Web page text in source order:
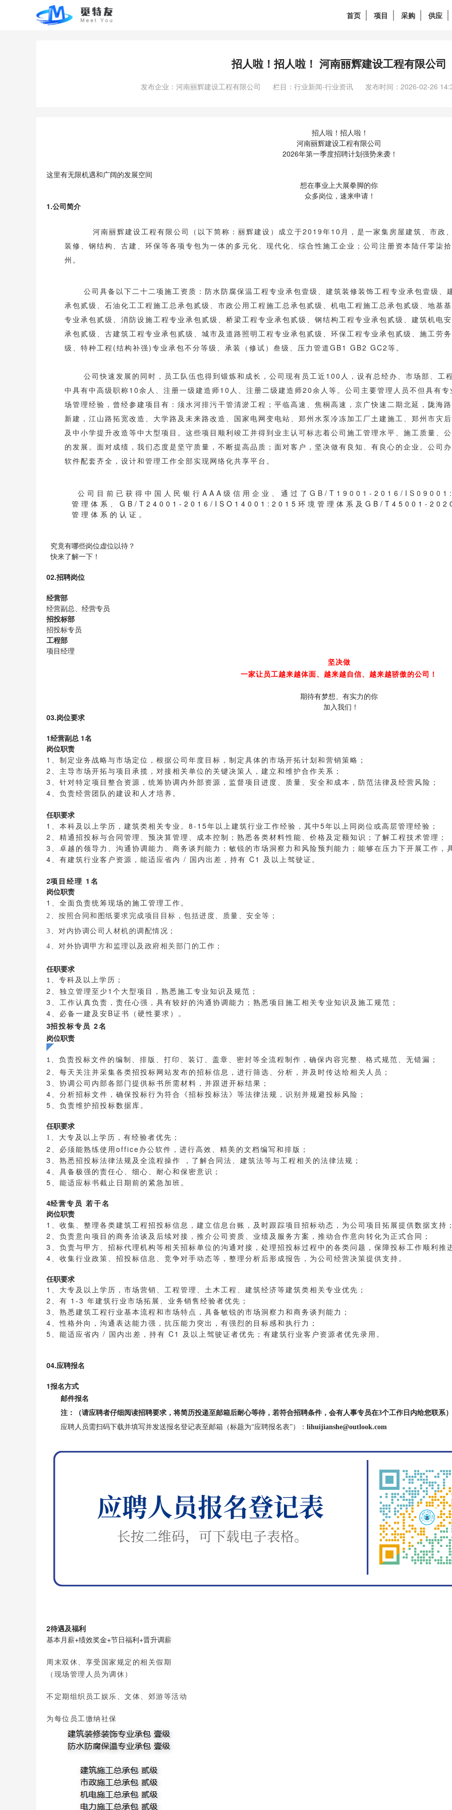
首页 项目 采购 供应
招人啦！招人啦！ 河南丽辉建设工程有限公司
发布企业：河南丽辉建设工程有限公司 栏目：行业新闻-行业资讯 发布时间：2026-02-26
招人啦！招人啦！
河南丽辉建设工程有限公司
2026年第一季度招聘计划强势来袭！
这里有无限机遇和广阔的发展空间
想在事业上大展拳脚的你
众多岗位，速来申请！
1.公司简介
河南丽辉建设工程有限公司（以下简称：丽辉建设）成立于2019年10月，是一家集房屋建筑、市政
装修、钢结构、古建、环保等各项专包为一体的多元化、现代化、综合性施工企业；公司注册资本陆仟零柒
州。
公司具备以下二十二项施工资质：防水防腐保温工程专业承包壹级、建筑装修装饰工程专业承包壹级
承包贰级、石油化工工程施工总承包贰级、市政公用工程施工总承包贰级、机电工程施工总承包贰级、地基
专业承包贰级、消防设施工程专业承包贰级、桥梁工程专业承包贰级、钢结构工程专业承包贰级、建筑机电
承包贰级、古建筑工程专业承包贰级、城市及道路照明工程专业承包贰级、环保工程专业承包贰级、施工劳
级、特种工程(结构补强)专业承包不分等级、承装（修试）叁级、压力管道GB1 GB2 GC2等。
公司快速发展的同时，员工队伍也得到锻炼和成长，公司现有员工近100人，设有总经办、市场部、工
中具有中高级职称10余人、注册一级建造师10人、注册二级建造师20余人等。公司主要管理人员不但具有
场管理经验，曾经参建项目有：须水河排污干管清淤工程；平临高速、焦桐高速，京广快速二期北延，陇海
新建，江山路拓宽改造、大学路及未来路改造、国家电网变电站、郑州水泵冷冻加工厂土建施工、郑州市灾
及中小学提升改造等中大型项目。这些项目顺利竣工并得到业主认可标志着公司施工管理水平、施工质量、
的发展。面对成绩，我们态度是坚守质量，不断提高品质；面对客户，坚决做有良知、有良心的企业。公司
软件配套齐全，设计和管理工作全部实现网络化共享平台。
公司目前已获得中国人民银行AAA级信用企业、通过了 GB/T19001-2016/
管理体系、GB/T24001-2016/ISO14001:2015环境管理体系及GB/T45001-
管理体系的认证。
究竟有哪些岗位虚位以待？
快来了解一下！
02.招聘岗位
经营部
经营副总、经营专员
招投标部
招投标专员
工程部
项目经理
坚决做
一家让员工越来越体面、越来越自信、越来越骄傲的公司！
期待有梦想、有实力的你
加入我们！
03.岗位要求
1经营副总 1名
岗位职责
1、制定业务战略与市场定位，根据公司年度目标，制定具体的市场开拓计划和营销策略；
2、主导市场开拓与项目承揽，对接相关单位的关键决策人，建立和维护合作关系；
3、针对特定项目整合资源，统筹协调内外部资源，监督项目进度、质量、安全和成本，防范法律及经营风险；
4、负责经营团队的建设和人才培养。
任职要求
1、本科及以上学历，建筑类相关专业。8-15年以上建筑行业工作经验，其中5年以上同岗位或高层管理经验；
2、精通招投标与合同管理、预决算管理、成本控制；熟悉各类材料性能、价格及定额知识；了解工程技术管理；
3、卓越的领导力、沟通协调能力、商务谈判能力；敏锐的市场洞察力和风险预判能力；能够在压力下开展工作，
4、有建筑行业客户资源，能适应省内 / 国内出差，持有 C1 及以上驾驶证。
2项目经理 1名
岗位职责
1、全面负责统筹现场的施工管理工作。
2、按照合同和图纸要求完成项目目标，包括进度、质量、安全等；
3、对内协调公司人材机的调配情况；
4、对外协调甲方和监理以及政府相关部门的工作；
任职要求
1、专科及以上学历；
2、独立管理至少1个大型项目，熟悉施工专业知识及规范；
3、工作认真负责，责任心强，具有较好的沟通协调能力；熟悉项目施工相关专业知识及施工规范；
4、必备一建及安B证书（硬性要求）。
3招投标专员 2名
岗位职责
1、负责投标文件的编制、排版、打印、装订、盖章、密封等全流程制作，确保内容完整、格式规范、无错漏；
2、每天关注并采集各类招投标网站发布的招标信息，进行筛选、分析，并及时传达给相关人员；
3、协调公司内部各部门提供标书所需材料，并跟进开标结果；
4、分析招标文件，确保投标行为符合《招标投标法》等法律法规，识别并规避投标风险；
5、负责维护招投标数据库。
任职要求
1、 大专及以上学历，有经验者优先；
2、 必须能熟练使用office办公软件， 进行高效、精美的文档编写和排版；
3、熟悉招投标法律法规及全流程操作 ，了解合同法、建筑法等与工程相关的法律法规；
4、具备极强的责任心、细心、耐心和保密意识；
5、能适应标书截止日期前的紧急加班。
4经营专员 若干名
岗位职责
1、收集、整理各类建筑工程招投标信息，建立信息台账，及时跟踪项目招标动态，为公司项目拓展提供数据支持
2、负责意向项目的商务洽谈及后续对接，推介公司资质、业绩及服务方案，推动合作意向转化为正式合同；
3、负责与甲方、招标代理机构等相关招标单位的沟通对接，处理招投标过程中的各类问题，保障投标工作顺利推
4、收集行业政策、招投标信息、竞争对手动态等，整理分析后形成报告，为公司经营决策提供支持。
任职要求
1、大专及以上学历，市场营销、工程管理、土木工程、建筑经济等建筑类相关专业优先；
2、有 1-3 年建筑行业市场拓展、业务销售经验者优先；
3、熟悉建筑工程行业基本流程和市场特点，具备敏锐的市场洞察力和商务谈判能力；
4、性格外向，沟通表达能力强，抗压能力突出，有强烈的目标感和执行力；
5、能适应省内 / 国内出差，持有 C1 及以上驾驶证者优先；有建筑行业客户资源者优先录用。
04.应聘报名
1报名方式
邮件报名
注：（请应聘者仔细阅读招聘要求，将简历投递至邮箱后耐心等待，若符合招聘条件，会有人事专员在3个工作日内给您联系）
应聘人员需扫码下载并填写并发送报名登记表至邮箱（标题为“应聘报名表”）： lihuijianshe@outlook.com
2待遇及福利
基本月薪+绩效奖金+节日福利+晋升调薪
周末双休、享受国家规定的相关假期
（现场管理人员为调休）
不定期 组织员工娱乐、文 体、郊游等活动
为每位员工缴纳社保